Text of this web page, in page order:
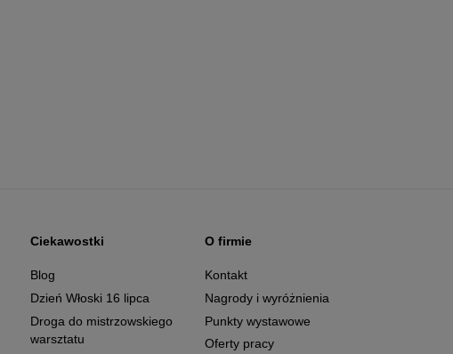
Ciekawostki
Blog
Dzień Włoski 16 lipca
Droga do mistrzowskiego
warsztatu
O firmie
Kontakt
Nagrody i wyróżnienia
Punkty wystawowe
Oferty pracy